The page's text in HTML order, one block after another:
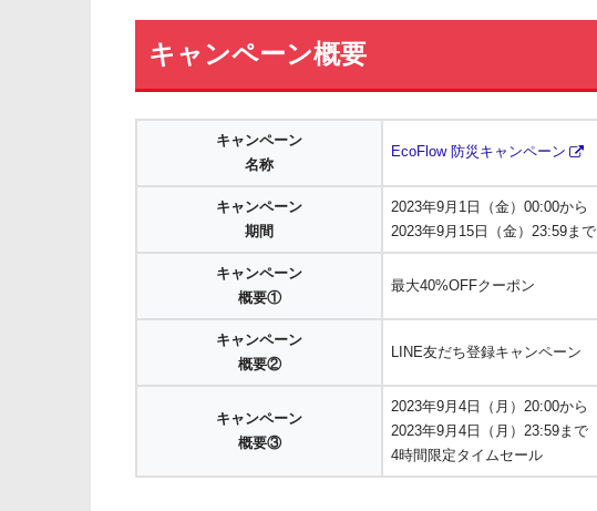
キャンペーン概要
キャンペーン
名称
EcoFlow 防災キャンペーン
キャンペーン
期間
2023年9月1日（金）00:00から
2023年9月15日（金）23:59まで
キャンペーン
概要①
最大40%OFFクーポン
キャンペーン
概要②
LINE友だち登録キャンペーン
キャンペーン
概要③
2023年9月4日（月）20:00から
2023年9月4日（月）23:59まで
4時間限定タイムセール